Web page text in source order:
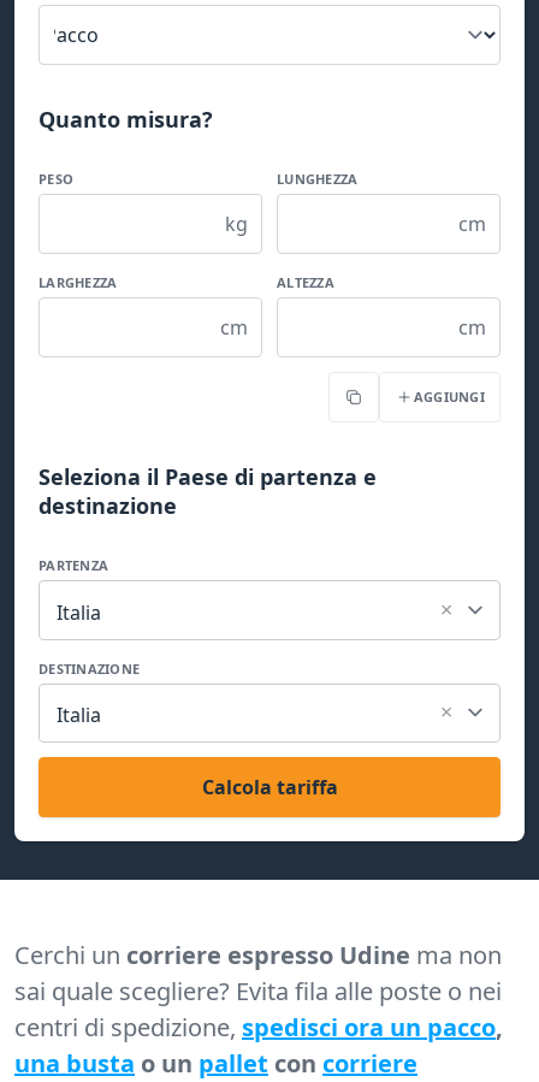
Quanto misura?
PESO
kg
LUNGHEZZA
cm
LARGHEZZA
cm
ALTEZZA
cm
Copia AGGIUNGI
Seleziona il Paese di partenza e
destinazione
PARTENZA
Italia ×
DESTINAZIONE
Italia ×
Calcola tariffa
Cerchi un corriere espresso Udine ma non
sai quale scegliere? Evita fila alle poste o nei
centri di spedizione, spedisci ora un pacco,
una busta o un pallet con corriere